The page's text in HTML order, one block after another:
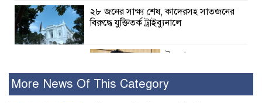
২৮ জনের সাক্ষ্য শেষ, কাদেরসহ সাতজনের
বিরুদ্ধে যুক্তিতর্ক ট্রাইব্যুনালে
ইসলামের সবচেয়ে
নুর
More News Of This Category